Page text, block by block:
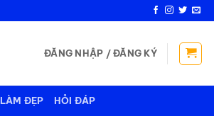
ĐĂNG NHẬP / ĐĂNG KÝ
LÀM ĐẸP HỎI ĐÁP